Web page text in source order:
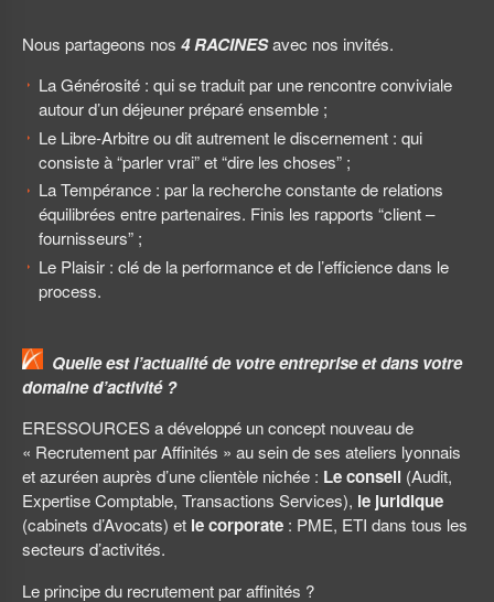
Nous partageons nos 4 RACINESavec nos invités.
La Générosité : qui se traduit par une rencontre conviviale
autour d’un déjeuner préparé ensemble ;
Le Libre-Arbitre ou dit autrement le discernement : qui
consiste à “parler vrai” et “dire les choses” ;
La Tempérance : par la recherche constante de relations
équilibrées entre partenaires. Finis les rapports “client –
fournisseurs” ;
Le Plaisir : clé de la performance et de l’efficience dans le
process.
Quelle est l’actualité de votre entreprise et dans votre
domaine d’activité ?
ERESSOURCES a développé un concept nouveau de
« Recrutement par Affinités » au sein de ses ateliers lyonnais
et azuréen auprès d’une clientèle nichée : Le conseil (Audit,
Expertise Comptable, Transactions Services), le juridique
(cabinets d’Avocats) et le corporate : PME, ETI dans tous les
secteurs d’activités.
Le principe du recrutement par affinités ?